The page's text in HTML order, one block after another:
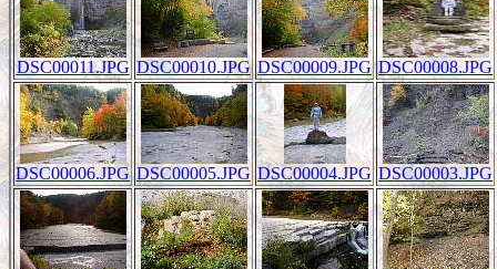
DSC00011.JPG DSC00010.JPG DSC00009.JPG DSC00008.JPG
DSC00006.JPG DSC00005.JPG DSC00004.JPG DSC00003.JPG